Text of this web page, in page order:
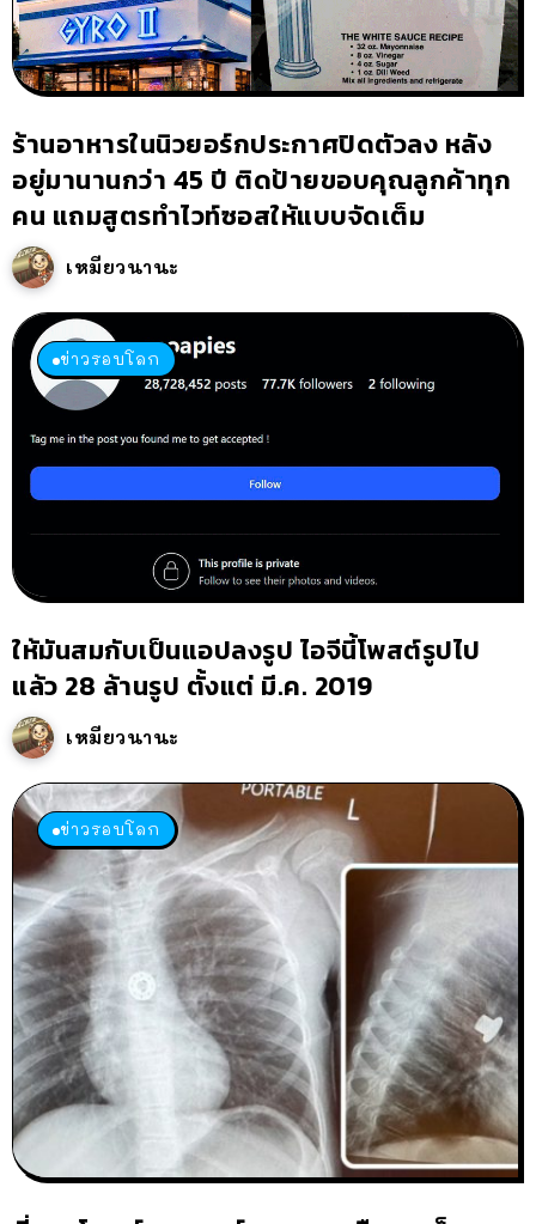
ร้านอาหารในนิวยอร์กประกาศปิดตัวลง หลัง
อยู่มานานกว่า 45 ปี ติดป้ายขอบคุณลูกค้าทุก
คน แถมสูตรทำไวท์ซอสให้แบบจัดเต็ม
เหมียวนานะ
ข่าวรอบโลก
ให้มันสมกับเป็นแอปลงรูป ไอจีนี้โพสต์รูปไป
แล้ว 28 ล้านรูป ตั้งแต่ มี.ค. 2019
เหมียวนานะ
ข่าวรอบโลก